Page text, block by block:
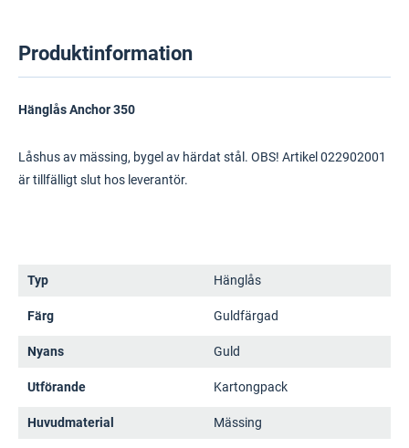
Produktinformation
Hänglås Anchor 350
Låshus av mässing, bygel av härdat stål. OBS! Artikel 022902001
är tillfälligt slut hos leverantör.
Typ Hänglås
Färg Guldfärgad
Nyans Guld
Utförande Kartongpack
Huvudmaterial Mässing